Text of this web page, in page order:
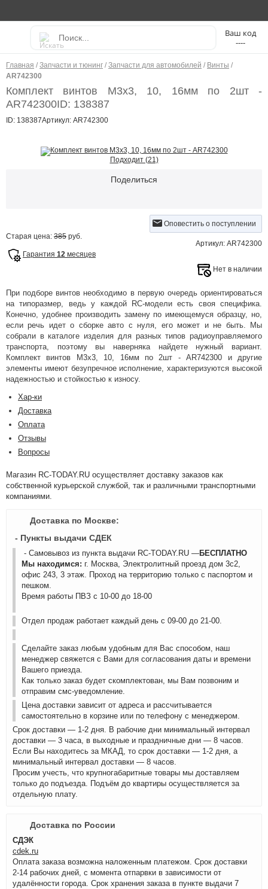
----
Главная / Запчасти и тюнинг / Запчасти для автомобилей / Винты /
AR742300
Комплект винтов M3x3, 10, 16мм по 2шт -
AR742300ID: 138387
ID: 138387Артикул: AR742300
Подходит (21)
Поделиться
Оповестить о поступлении
Старая цена: 385 руб.
Артикул: AR742300
Гарантия 12 месяцев
Нет в наличии
При подборе винтов необходимо в первую очередь ориентироваться
на типоразмер, ведь у каждой RC-модели есть своя специфика.
Конечно, удобнее производить замену по имеющемуся образцу, но,
если речь идет о сборке авто с нуля, его может и не быть. Мы
собрали в каталоге изделия для разных типов радиоуправляемого
транспорта, поэтому вы наверняка найдете нужный вариант.
Комплект винтов M3x3, 10, 16мм по 2шт - AR742300 и другие
элементы имеют безупречное исполнение, характеризуются высокой
надежностью и стойкостью к износу.
Хар-ки
Доставка
Оплата
Отзывы
Вопросы
Магазин RC-TODAY.RU осуществляет доставку заказов как
собственной курьерской службой, так и различными транспортными
компаниями.
Доставка по Москве:
- Пункты выдачи СДЕК
- Самовывоз из пункта выдачи RC-TODAY.RU —БЕСПЛАТНО
Мы находимся: г. Москва, Электролитный проезд дом 3с2,
офис 243, 3 этаж. Проход на территорию только с паспортом и
пешком.
Время работы ПВЗ с 10-00 до 18-00
Отдел продаж работает каждый день с 09-00 до 21-00.
Сделайте заказ любым удобным для Вас способом, наш
менеджер свяжется с Вами для согласования даты и времени
Вашего приезда.
Как только заказ будет скомплектован, мы Вам позвоним и
отправим смс-уведомление.
Цена доставки зависит от адреса и рассчитывается
самостоятельно в корзине или по телефону с менеджером.
Срок доставки — 1-2 дня. В рабочие дни минимальный интервал
доставки — 3 часа, в выходные и праздничные дни — 8 часов.
Если Вы находитесь за МКАД, то срок доставки — 1-2 дня, а
минимальный интервал доставки — 8 часов.
Просим учесть, что крупногабаритные товары мы доставляем
только до подъезда. Подъём до квартиры осуществляется за
отдельную плату.
Доставка по России
СДЭК
cdek.ru
Оплата заказа возможна наложенным платежом. Срок доставки
2-14 рабочих дней, с момента отпарвки в зависимости от
удалённости города. Срок хранения заказа в пункте выдачи 7